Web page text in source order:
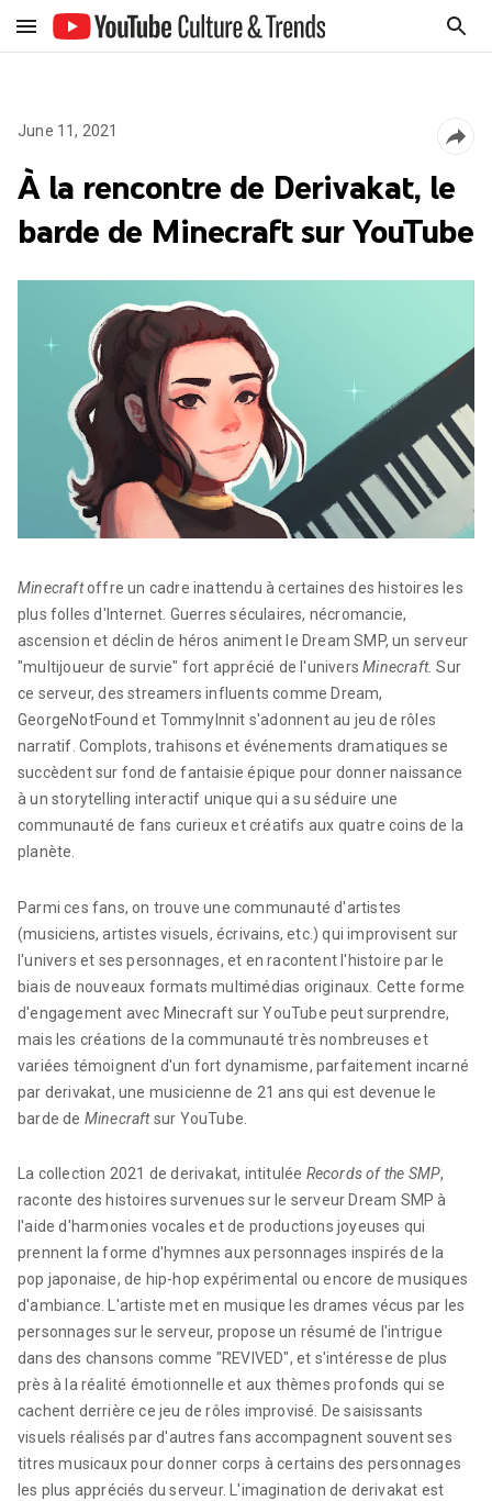
June 11, 2021
À la rencontre de Derivakat, le
barde de Minecraft sur YouTube
Minecraftoffre un cadre inattendu à certaines des histoires les
plus folles d'Internet. Guerres séculaires, nécromancie,
ascension et déclin de héros animent le Dream SMP, un serveur
"multijoueur de survie" fort apprécié de l'universMinecraft. Sur
ce serveur, des streamers influents comme Dream,
GeorgeNotFound et TommyInnit s'adonnent au jeu de rôles
narratif. Complots, trahisons et événements dramatiques se
succèdent sur fond de fantaisie épique pour donner naissance
à un storytelling interactif unique qui a su séduire une
communauté de fans curieux et créatifs aux quatre coins de la
planète.
Parmi ces fans, on trouve une communauté d'artistes
(musiciens, artistes visuels, écrivains, etc.) qui improvisent sur
l'univers et ses personnages, et en racontent l'histoire par le
biais de nouveaux formats multimédias originaux. Cette forme
d'engagement avec Minecraft sur YouTube peut surprendre,
mais les créations de la communauté très nombreuses et
variées témoignent d'un fort dynamisme, parfaitement incarné
par derivakat, une musicienne de 21 ans qui est devenue le
barde de Minecraftsur YouTube.
La collection 2021 de derivakat, intitulée Records of the SMP,
raconte des histoires survenues sur le serveur Dream SMP à
l'aide d'harmonies vocales et de productions joyeuses qui
prennent la forme d'hymnes aux personnages inspirés de la
pop japonaise, de hip-hop expérimental ou encore de musiques
d'ambiance. L'artiste met en musique les drames vécus par les
personnages sur le serveur, propose un résumé de l'intrigue
dans des chansons comme "REVIVED", et s'intéresse de plus
près à la réalité émotionnelle et aux thèmes profonds qui se
cachent derrière ce jeu de rôles improvisé. De saisissants
visuels réalisés par d'autres fans accompagnent souvent ses
titres musicaux pour donner corps à certains des personnages
les plus appréciés du serveur. L'imagination de derivakat est